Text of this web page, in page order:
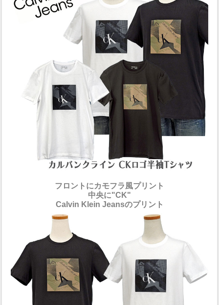
フロントにカモフラ風プリント
中央に"CK"
Calvin Klein Jeansのプリント